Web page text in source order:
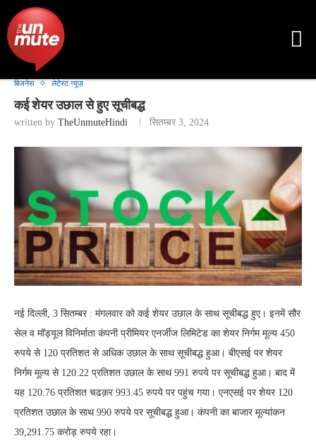
बिजनेस लेटेस्ट न्यूज़
कई शेयर उछाल से हुए सूचीबद्ध
written by TheUnmuteHindi सितम्बर 3, 2024
नई दिल्ली, 3 सितम्बर : मंगलवार को कई शेयर उछाल के साथ सूचीबद्ध हुए। इनमें सौर
सेल व मॉड्यूल विनिर्माता कंपनी प्रीमियर एनर्जीज लिमिटेड का शेयर निर्गम मूल्य 450
रुपये से 120 प्रतिशत से अधिक उछाल के साथ सूचीबद्ध हुआ। बीएसई पर शेयर
निर्गम मूल्य से 120.22 प्रतिशत उछाल के साथ 991 रुपये पर सूचीबद्ध हुआ। बाद में
यह 120.76 प्रतिशत चढक़र 993.45 रुपये पर पहुंच गया। एनएसई पर शेयर 120
प्रतिशत उछाल के साथ 990 रुपये पर सूचीबद्ध हुआ। कंपनी का बाजार मूल्यांकन
39,291.75 करोड़ रुपये रहा।